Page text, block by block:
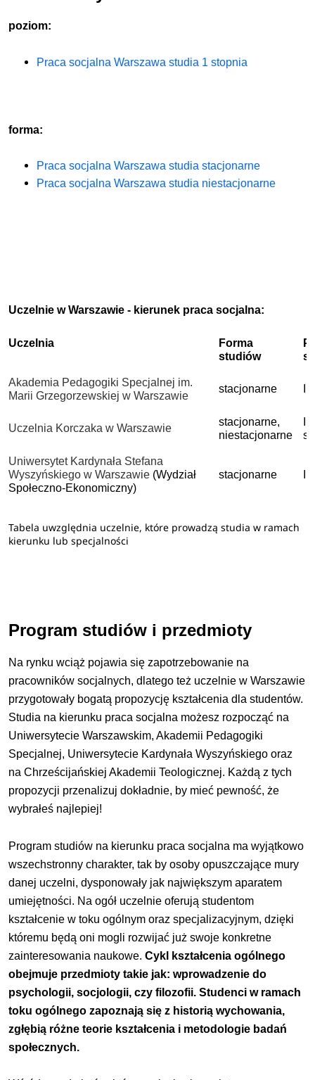
poziom:
Praca socjalna Warszawa studia 1 stopnia
forma:
Praca socjalna Warszawa studia stacjonarne
Praca socjalna Warszawa studia niestacjonarne
Uczelnie w Warszawie - kierunek praca socjalna:
Uczelnia
Forma
studiów
Akademia Pedagogiki Specjalnej im.
Marii Grzegorzewskiej w Warszawie
stacjonarne
Uczelnia Korczaka w Warszawie
stacjonarne,
niestacjonarne
Uniwersytet Kardynała Stefana
Wyszyńskiego w Warszawie (Wydział
Społeczno-Ekonomiczny)
stacjonarne
Tabela uwzględnia uczelnie, które prowadzą studia w ramach
kierunku lub specjalności
Program studiów i przedmioty
Na rynku wciąż pojawia się zapotrzebowanie na
pracowników socjalnych, dlatego też uczelnie w Warszawie
przygotowały bogatą propozycję kształcenia dla studentów.
Studia na kierunku praca socjalna możesz rozpocząć na
Uniwersytecie Warszawskim, Akademii Pedagogiki
Specjalnej, Uniwersytecie Kardynała Wyszyńskiego oraz
na Chrześcijańskiej Akademii Teologicznej. Każdą z tych
propozycji przenalizuj dokładnie, by mieć pewność, że
wybrałeś najlepiej!
Program studiów na kierunku praca socjalna ma wyjątkowo
wszechstronny charakter, tak by osoby opuszczające mury
danej uczelni, dysponowały jak największym aparatem
umiejętności. Na ogół uczelnie oferują studentom
kształcenie w toku ogólnym oraz specjalizacyjnym, dzięki
któremu będą oni mogli rozwijać już swoje konkretne
zainteresowania naukowe.Cykl kształcenia ogólnego
obejmuje przedmioty takie jak: wprowadzenie do
psychologii, socjologii, czy filozofii. Studenci w ramach
toku ogólnego zapoznają się z historią wychowania,
zgłębią różne teorie kształcenia i metodologie badań
społecznych.